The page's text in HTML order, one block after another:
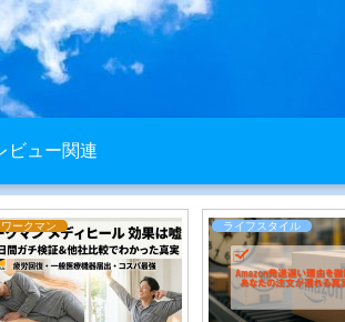
ビュー関連
ワークマン ライフスタイル